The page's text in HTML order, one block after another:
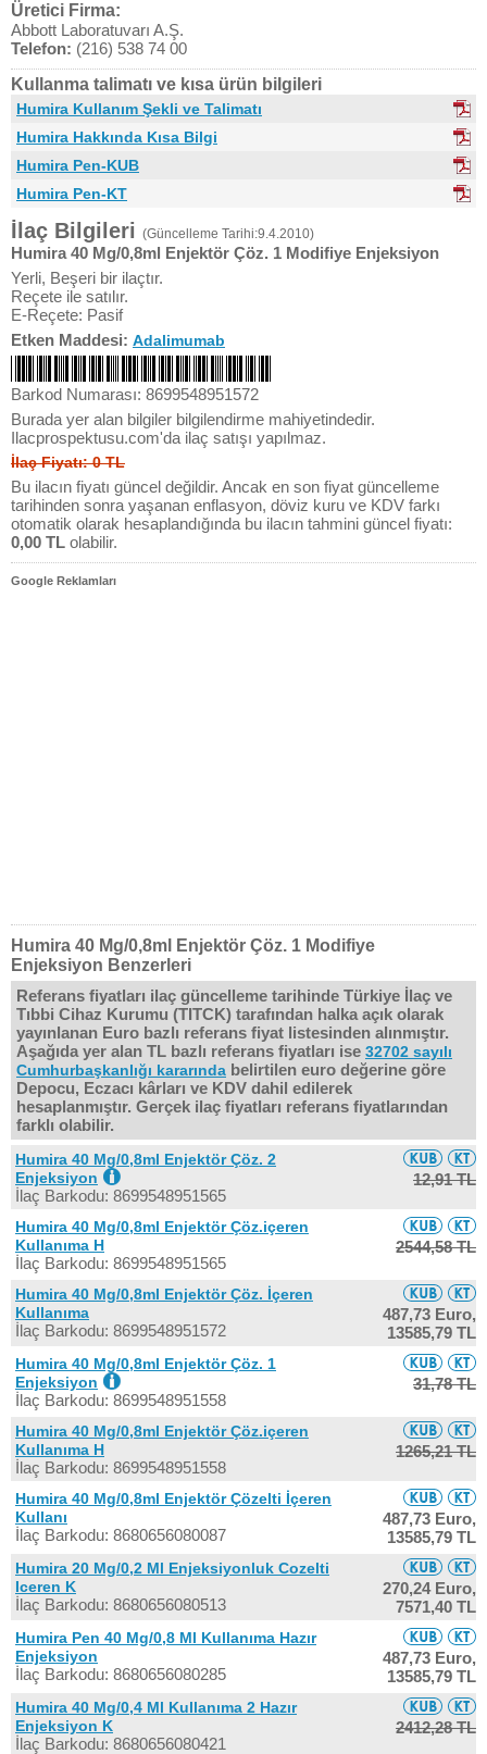
Üretici Firma:
Abbott Laboratuvarı A.Ş.
Telefon: (216) 538 74 00
Kullanma talimatı ve kısa ürün bilgileri
Humira Kullanım Şekli ve Talimatı
Humira Hakkında Kısa Bilgi
Humira Pen-KUB
Humira Pen-KT
İlaç Bilgileri (Güncelleme Tarihi:9.4.2010)
Humira 40 Mg/0,8ml Enjektör Çöz. 1 Modifiye Enjeksiyon
Yerli, Beşeri bir ilaçtır.
Reçete ile satılır.
E-Reçete: Pasif
Etken Maddesi: Adalimumab
Barkod Numarası: 8699548951572
Burada yer alan bilgiler bilgilendirme mahiyetindedir.
Ilacprospektusu.com'da ilaç satışı yapılmaz.
İlaç Fiyatı: 0 TL
Bu ilacın fiyatı güncel değildir. Ancak en son fiyat güncelleme
tarihinden sonra yaşanan enflasyon, döviz kuru ve KDV farkı
otomatik olarak hesaplandığında bu ilacın tahmini güncel fiyatı:
0,00 TL olabilir.
Google Reklamları
Humira 40 Mg/0,8ml Enjektör Çöz. 1 Modifiye
Enjeksiyon Benzerleri
Referans fiyatları ilaç güncelleme tarihinde Türkiye İlaç ve
Tıbbi Cihaz Kurumu (TITCK) tarafından halka açık olarak
yayınlanan Euro bazlı referans fiyat listesinden alınmıştır.
Aşağıda yer alan TL bazlı referans fiyatları ise 32702 sayılı
Cumhurbaşkanlığı kararında belirtilen euro değerine göre
Depocu, Eczacı kârları ve KDV dahil edilerek
hesaplanmıştır. Gerçek ilaç fiyatları referans fiyatlarından
farklı olabilir.
Humira 40 Mg/0,8ml Enjektör Çöz. 2
Enjeksiyon
İlaç Barkodu: 8699548951565
12,91 TL
Humira 40 Mg/0,8ml Enjektör Çöz.içeren
Kullanıma H
İlaç Barkodu: 8699548951565
2544,58 TL
Humira 40 Mg/0,8ml Enjektör Çöz. İçeren
Kullanıma
İlaç Barkodu: 8699548951572
487,73 Euro,
13585,79 TL
Humira 40 Mg/0,8ml Enjektör Çöz. 1
Enjeksiyon
İlaç Barkodu: 8699548951558
31,78 TL
Humira 40 Mg/0,8ml Enjektör Çöz.içeren
Kullanıma H
İlaç Barkodu: 8699548951558
1265,21 TL
Humira 40 Mg/0,8ml Enjektör Çözelti İçeren
Kullanı
İlaç Barkodu: 8680656080087
487,73 Euro,
13585,79 TL
Humira 20 Mg/0,2 Ml Enjeksiyonluk Cozelti
Iceren K
İlaç Barkodu: 8680656080513
270,24 Euro,
7571,40 TL
Humira Pen 40 Mg/0,8 Ml Kullanıma Hazır
Enjeksiyon
İlaç Barkodu: 8680656080285
487,73 Euro,
13585,79 TL
Humira 40 Mg/0,4 Ml Kullanıma 2 Hazır
Enjeksiyon K
İlaç Barkodu: 8680656080421
2412,28 TL